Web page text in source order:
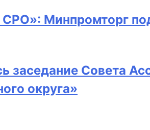
Минпромторг
заседание Совета
округа»